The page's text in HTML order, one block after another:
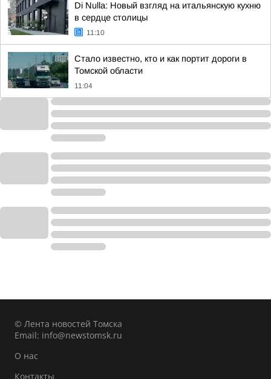
Di Nulla: Новый взгляд на итальянскую кухню
в сердце столицы
11:10
Стало известно, кто и как портит дороги в
Томской области
11:04
© Лента новостей Томска
Email: info@newstomsk.ru
О нас
Контакты